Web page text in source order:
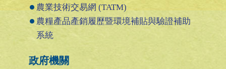
農業技術交易網 (TATM)
農糧產品產銷履歷暨環境補貼與驗證補助
系統
政府機關